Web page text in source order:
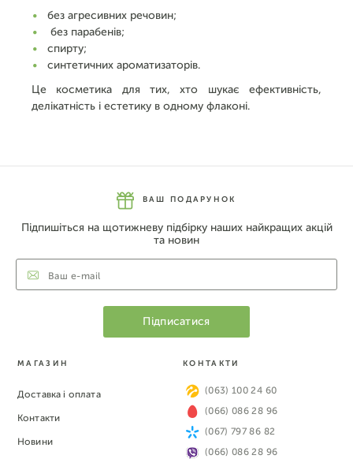
без агресивних речовин;
без парабенів;
спирту;
синтетичних ароматизаторів.
Це косметика для тих, хто шукає ефективність,
делікатність і естетику в одному флаконі.
ВАШ ПОДАРУНОК
Підпишіться на щотижневу підбірку наших найкращих акцій
та новин
МАГАЗИН
Доставка і оплата
Контакти
Новини
КОНТАКТИ
(063) 100 24 60
(066) 086 28 96
(067) 797 86 82
(066) 086 28 96